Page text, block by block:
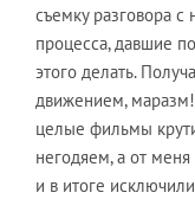
съемку разговора с
процесса, давшие
этого делать.
движением,
целые фильмы
негодяем, а от
и в итоге